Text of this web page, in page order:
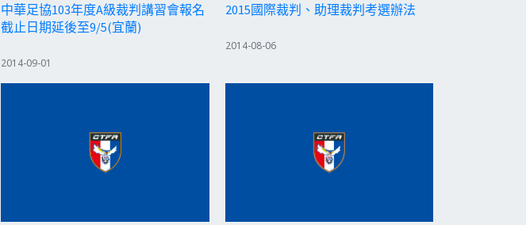
中華足協103年度A級裁判講習會報名
截止日期延後至9/5(宜蘭)
2014-09-01
2014-08-06